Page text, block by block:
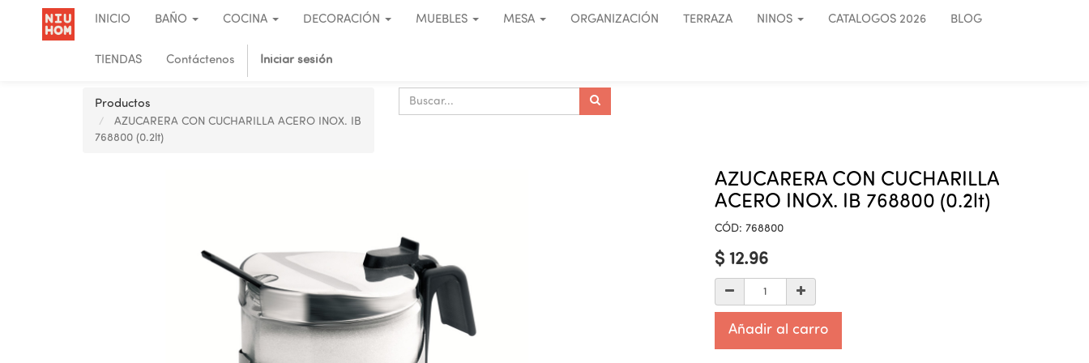
INICIO BAÑO COCINA DECORACIÓN MUEBLES MESA ORGANIZACIÓN TERRAZA NINOS CATALOGOS 2026 BLOG
TIENDAS Contáctenos Iniciar sesión
Productos
AZUCARERA CON CUCHARILLA ACERO INOX. IB
768800 (0.2lt)
AZUCARERA CON CUCHARILLA
ACERO INOX. IB 768800 (0.2lt)
CÓD: 768800
$ 12.96
Añadir al carro